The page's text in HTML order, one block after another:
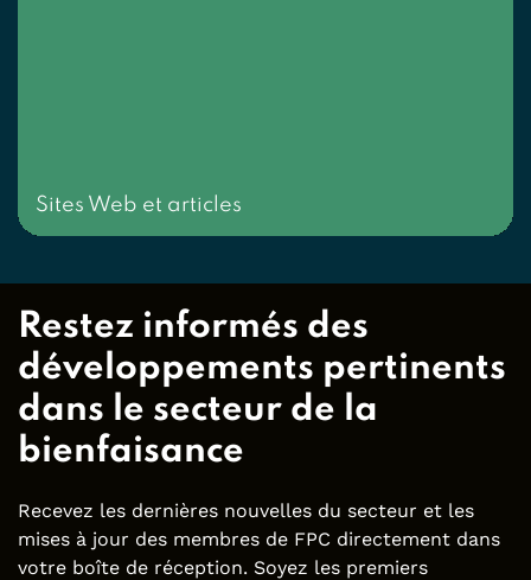
Sites Web et articles
Restez informés des
développements pertinents
dans le secteur de la
bienfaisance
Recevez les dernières nouvelles du secteur et les
mises à jour des membres de FPC directement dans
votre boîte de réception. Soyez les premiers